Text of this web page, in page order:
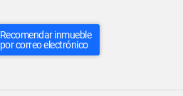
Recomendar inmueble
por correo electrónico